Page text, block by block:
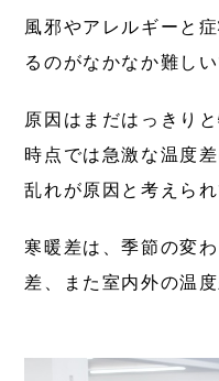
風邪やアレルギーと
るのがなかなか難し
原因はまだはっきり
時点では急激な温度
乱れが原因と考えら
寒暖差は、季節の変
差、また室内外の温